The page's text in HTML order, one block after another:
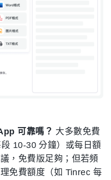
可靠嗎？ 大多數免費
10-30 分鐘）或每日額
，免費版足夠；但若頻
免費額度（如 Tinrec 每